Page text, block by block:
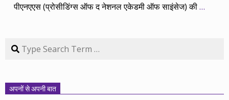
पीएनएएस (प्रोसीडिंग्स ऑफ द नेशनल एकेडमी ऑफ साइंसेज) की…
Search
अपनों से अपनी बात